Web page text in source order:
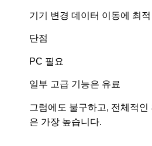
기기 변경 데이터 이동에 최적
단점
PC 필요
일부 고급 기능은 유료
그럼에도 불구하고, 전체적
은 가장 높습니다.